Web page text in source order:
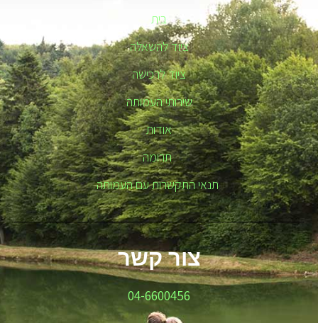
בית
ציוד להשאלה
ציוד לרכישה
שירותי העמותה
אודות
תרומה
תנאי התקשרות עם העמותה
צור קשר
04-6600456